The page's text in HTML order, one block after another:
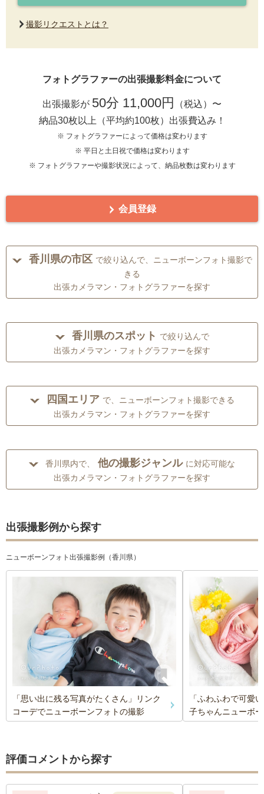
撮影リクエストとは？
フォトグラファーの出張撮影料金について
出張撮影が 50分 11,000円
（税込）〜
納品30枚以上（平均約100枚）出張費込み！
※ フォトグラファーによって価格は変わります
※ 平日と土日祝で価格は変わります
※ フォトグラファーや撮影状況によって、納品枚数は変わります
会員登録
香川県の市区 で絞り込んで、ニューボーンフォト撮影で
きる
出張カメラマン・フォトグラファーを探す
香川県のスポット で絞り込んで
出張カメラマン・フォトグラファーを探す
四国エリア で、ニューボーンフォト撮影できる
出張カメラマン・フォトグラファーを探す
香川県内で、 他の撮影ジャンル に対応可能な
出張カメラマン・フォトグラファーを探す
出張撮影例から探す
ニューボーンフォト出張撮影例（香川県）
「思い出に残る写真がたくさん」リンク
コーデでニューボーンフォトの撮影
「ふわふわで可愛
子ちゃんニューボ
評価コメントから探す